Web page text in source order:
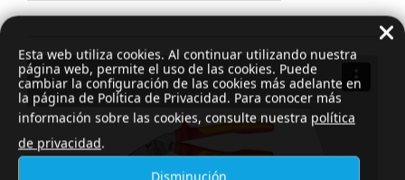
Esta web utiliza cookies. Al continuar utilizando nuestra
página web, permite el uso de las cookies. Puede
cambiar la configuración de las cookies más adelante en
la página de Política de Privacidad. Para conocer más
información sobre las cookies, consulte nuestra política
de privacidad.
Disminución